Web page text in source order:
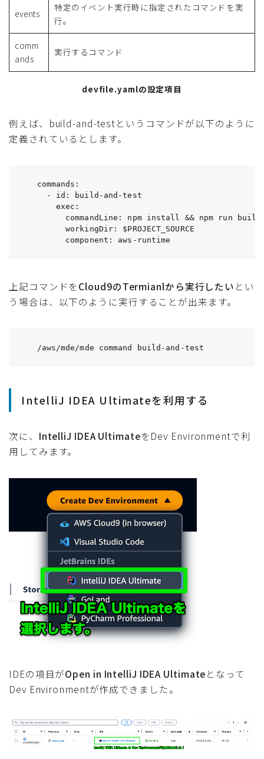
events
特定のイベント実行時に指定されたコマンドを実
行。
comm
ands
実行するコマンド
devfile.yamlの設定項目
例えば、build-and-testというコマンドが以下のように
定義されているとします。
commands:
  - id: build-and-test
    exec:
commandLine: npm install && npm run
      workingDir: $PROJECT_SOURCE
      component: aws-runtime
上記コマンドをCloud9のTermianlから実行したい とい
う場合は、以下のように実行することが出来ます。
/aws/mde/mde command build-and-test
IntelliJ IDEA Ultimateを利用する
次に、 IntelliJ IDEA UltimateをDev Environmentで利
用してみます。
IDEの項目がOpen in IntelliJ IDEA Ultimateとなって
Dev Environmentが作成できました。